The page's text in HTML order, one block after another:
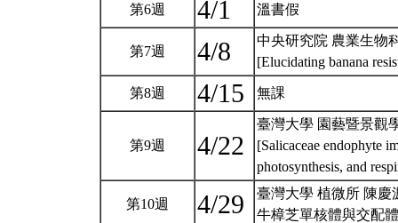
第6週 4/1 溫書假
第7週 4/8
中央研究院 農業生物
[Elucidating banana
第8週 4/15 無課
第9週 4/22
臺灣大學 園藝暨景觀
[Salicaceae endophyte
photosynthesis, and
第10週 4/29
臺灣大學 植微所 陳慶
牛樟芝單核體與交配